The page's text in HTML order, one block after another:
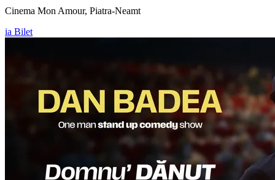
Cinema Mon Amour, Piatra-Neamt
ia Bilet